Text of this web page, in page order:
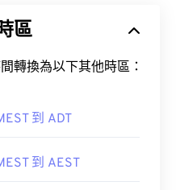
區
轉換為以下其他時區：
到 ADT
到 AEST